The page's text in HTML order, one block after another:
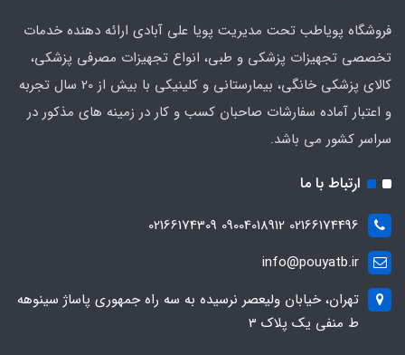
فروشگاه پویاطب تحت مدیریت پویا علی آبادی ارائه دهنده خدمات
تخصصی تجهیزات پزشکی و طبی، انواع تجهیزات مصرفی پزشکی،
کالای پزشکی خانگی، بیمارستانی و کلینیکی با بیش از 20 سال تجربه
و اعتبار آماده سفارشات صاحبان کسب و کار در زمینه های مذکور در
سراسر کشور می باشد.
ارتباط با ما
02166174496 09004018912 02166174309
info@pouyatb.ir
تهران، خیابان ولیعصر نرسیده به سه راه جمهوری پاساژ سینوهه
ط منفی یک پلاک 3